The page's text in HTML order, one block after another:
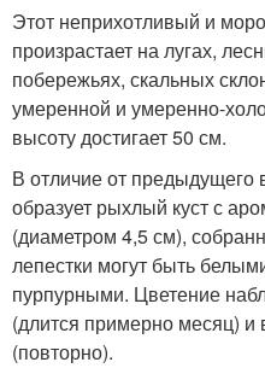
Этот неприхотливый и
произрастает на лугах,
побережьях, скальных
умеренной и умеренно-
высоту достигает 50 см.
В отличие от предыдущего
образует рыхлый куст с
(диаметром 4,5 см),
лепестки могут быть
пурпурными. Цветение
(длится примерно месяц) и
(повторно).